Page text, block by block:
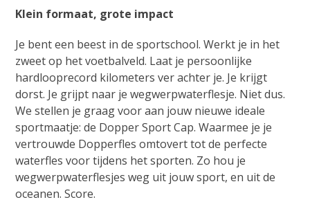
aantal
Klein formaat, grote impact
Je bent een beest in de sportschool. Werkt je in het
zweet op het voetbalveld. Laat je persoonlijke
hardlooprecord kilometers ver achter je. Je krijgt
dorst. Je grijpt naar je wegwerpwaterflesje. Niet dus.
We stellen je graag voor aan jouw nieuwe ideale
sportmaatje: de Dopper Sport Cap. Waarmee je je
vertrouwde Dopperfles omtovert tot de perfecte
waterfles voor tijdens het sporten. Zo hou je
wegwerpwaterflesjes weg uit jouw sport, en uit de
oceanen. Score.